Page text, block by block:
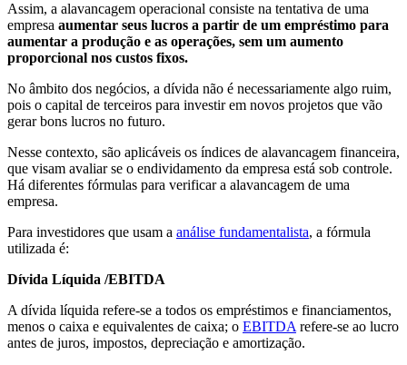
Assim, a alavancagem operacional consiste na tentativa de uma
empresa aumentar seus lucros a partir de um empréstimo para
aumentar a produção e as operações, sem um aumento
proporcional nos custos fixos.
No âmbito dos negócios, a dívida não é necessariamente algo ruim,
pois o capital de terceiros para investir em novos projetos que vão
gerar bons lucros no futuro.
Nesse contexto, são aplicáveis os índices de alavancagem financeira,
que visam avaliar se o endividamento da empresa está sob controle.
Há diferentes fórmulas para verificar a alavancagem de uma
empresa.
Para investidores que usam a análise fundamentalista, a fórmula
utilizada é:
Dívida Líquida /EBITDA
A dívida líquida refere-se a todos os empréstimos e financiamentos,
menos o caixa e equivalentes de caixa; o EBITDA refere-se ao lucro
antes de juros, impostos, depreciação e amortização.